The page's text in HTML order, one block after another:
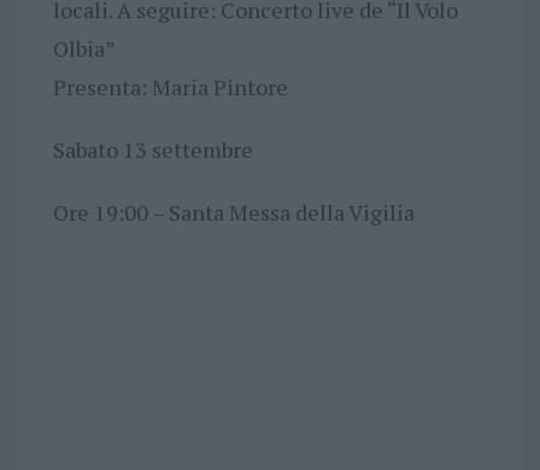
locali. A seguire: Concerto live de “Il Volo
Olbia”
Presenta: Maria Pintore
Sabato 13 settembre
Ore 19:00 – Santa Messa della Vigilia